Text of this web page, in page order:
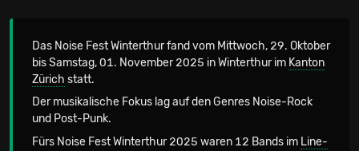
Das Noise Fest Winterthur fand vom Mittwoch, 29. Oktober
bis Samstag, 01. November 2025 in Winterthur im Kanton
Zürich statt.
Der musikalische Fokus lag auf den Genres Noise-Rock
und Post-Punk.
Fürs Noise Fest Winterthur 2025 waren 12 Bands im Line-